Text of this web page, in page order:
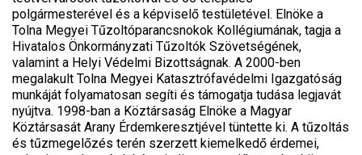
polgármesterével és a képviselő testületével. Elnöke a
Tolna Megyei Tűzoltóparancsnokok Kollégiumának, tagja a
Hivatalos Önkormányzati Tűzoltók Szövetségének,
valamint a Helyi Védelmi Bizottságnak. A 2000-ben
megalakult Tolna Megyei Katasztrófavédelmi Igazgatóság
munkáját folyamatosan segíti és támogatja tudása legjavát
nyújtva. 1998-ban a Köztársaság Elnöke a Magyar
Köztársasát Arany Érdemkeresztjével tüntette ki. A tűzoltás
és tűzmegelőzés terén szerzett kiemelkedő érdemei,